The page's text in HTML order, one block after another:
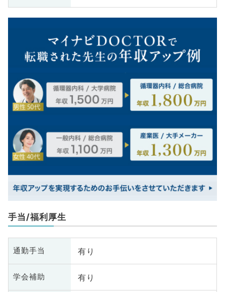
手当/福利厚生
通勤手当 有り
学会補助 有り